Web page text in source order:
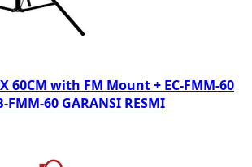
60CM with FM Mount + EC-FMM-60
FMM-60 GARANSI RESMI